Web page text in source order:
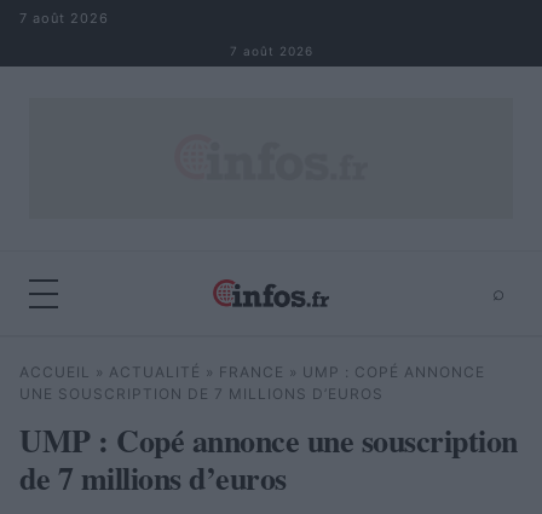
Aller au contenu
7 août 2026
7 août 2026
⌕
Rechercher ⌕
ACCUEIL » ACTUALITÉ » FRANCE » UMP : COPÉ ANNONCE
UNE SOUSCRIPTION DE 7 MILLIONS D’EUROS
UMP : Copé annonce une souscription
de 7 millions d’euros